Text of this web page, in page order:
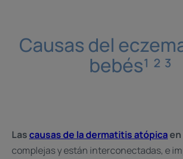
Causas del
bebés¹ ² ³
Lascausas de la dermatitis atópicaen
complejas y están interconectadas, e